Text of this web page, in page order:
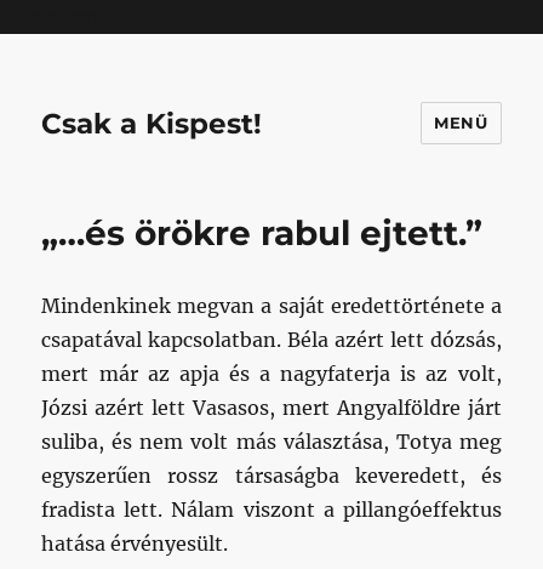
Csak a Kispest! MENÜ
„…és örökre rabul ejtett.”
Mindenkinek megvan a saját eredettörténete a
csapatával kapcsolatban. Béla azért lett dózsás,
mert már az apja és a nagyfaterja is az volt,
Józsi azért lett Vasasos, mert Angyalföldre járt
suliba, és nem volt más választása, Totya meg
egyszerűen rossz társaságba keveredett, és
fradista lett. Nálam viszont a pillangóeffektus
hatása érvényesült.